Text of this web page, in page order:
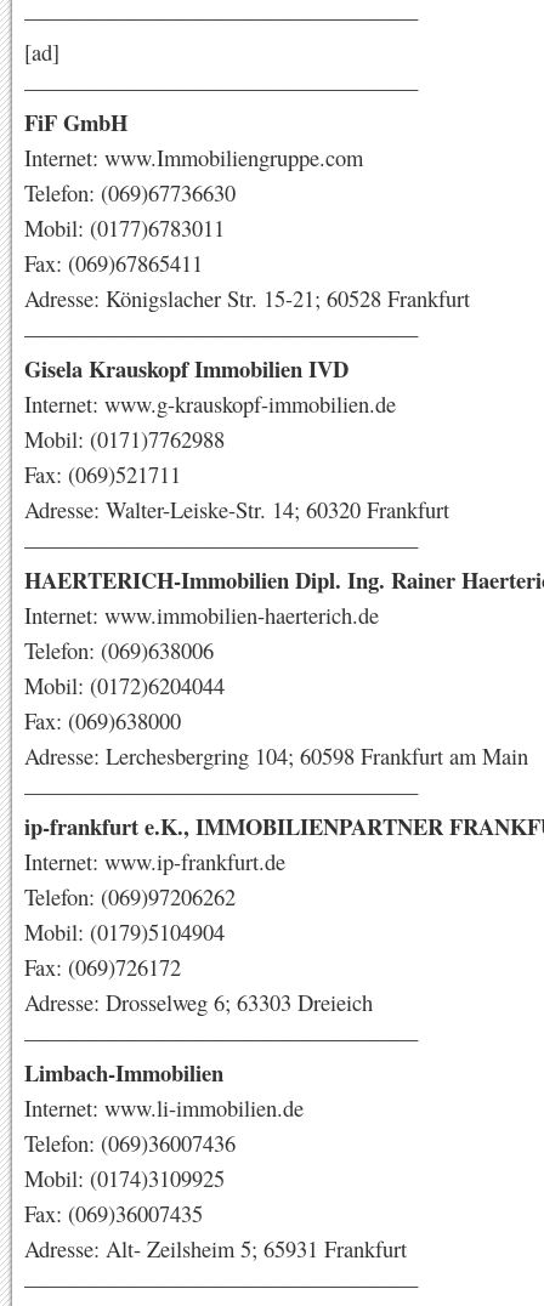
——————————————————
[ad]
——————————————————
FiF GmbH
Internet: www.Immobiliengruppe.com
Telefon: (069)67736630
Mobil: (0177)6783011
Fax: (069)67865411
Adresse: Königslacher Str. 15-21; 60528 Frankfurt
——————————————————
Gisela Krauskopf Immobilien IVD
Internet: www.g-krauskopf-immobilien.de
Mobil: (0171)7762988
Fax: (069)521711
Adresse: Walter-Leiske-Str. 14; 60320 Frankfurt
——————————————————
HAERTERICH-Immobilien Dipl. Ing. Rainer
Internet: www.immobilien-haerterich.de
Telefon: (069)638006
Mobil: (0172)6204044
Fax: (069)638000
Adresse: Lerchesbergring 104; 60598 Frankfurt am Main
——————————————————
ip-frankfurt e.K., IMMOBILIENPARTNER
Internet: www.ip-frankfurt.de
Telefon: (069)97206262
Mobil: (0179)5104904
Fax: (069)726172
Adresse: Drosselweg 6; 63303 Dreieich
——————————————————
Limbach-Immobilien
Internet: www.li-immobilien.de
Telefon: (069)36007436
Mobil: (0174)3109925
Fax: (069)36007435
Adresse: Alt- Zeilsheim 5; 65931 Frankfurt
——————————————————